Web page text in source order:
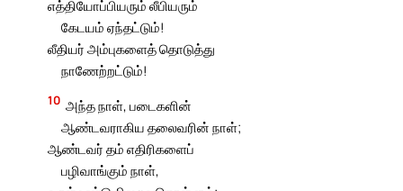
எத்தியோப்பியரும் லீபியரும்
கேடயம் ஏந்தட்டும்!
லீதியர் அம்புகளைத் தொடுத்து
நாணேற்றட்டும்!
10 அந்த நாள், படைகளின்
ஆண்டவராகிய தலைவரின் நாள்;
ஆண்டவர் தம் எதிரிகளைப்
பழிவாங்கும் நாள்,